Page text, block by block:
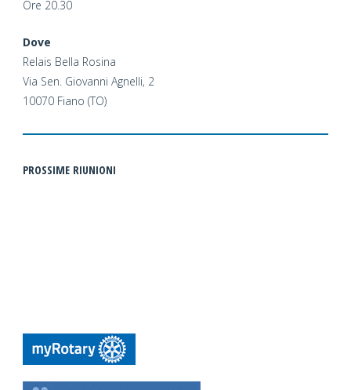
Ore 20.30
Dove
Relais Bella Rosina
Via Sen. Giovanni Agnelli, 2
10070 Fiano (TO)
PROSSIME RIUNIONI